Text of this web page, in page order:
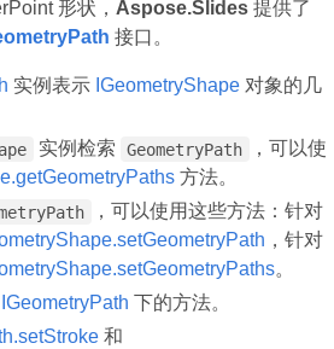
形状， Aspose.Slides 提供了
接口。
实例表示 IGeometryShape 对象的几
实例检索 GeometryPath
，可以使
方法。
，可以使用这些方法：针对
，针对
。
IGeometryPath 下的方法。
和